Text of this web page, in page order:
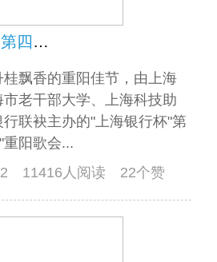
2024“上海银行杯”第四届“早上海·金榆奖”重阳歌会决赛圆满落幕！
飘香的重阳佳节，由上海
老干部大学、上海科技助
联袂主办的"上海银行杯"第
重阳歌会...
11416人阅读 22个赞